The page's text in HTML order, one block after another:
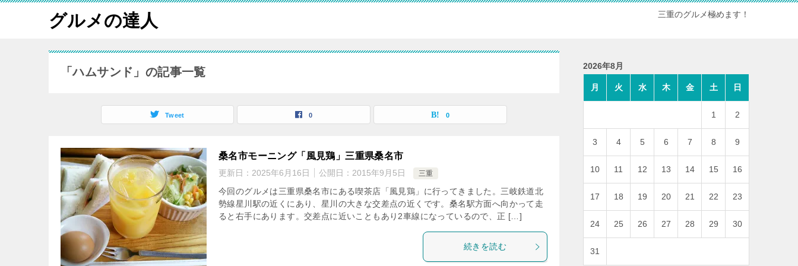
グルメの達人 三重のグルメ極めます！
「ハムサンド」の記事一覧
Tweet 0 0
桑名市モーニング「風見鶏」三重県桑名市
更新日： 2025年6月16日 公開日： 2015年9月5日 三重
今回のグルメは三重県桑名市にある喫茶店「風見鶏」に行ってきました。三岐鉄道北
勢線星川駅の近くにあり、星川の大きな交差点の近くです。桑名駅方面へ向かって走
ると右手にあります。交差点に近いこともあり2車線になっているので、正 […]
続きを読む
2026年8月
月 火 水 木 金 土 日
1 2
3 4 5 6 7 8 9
10 11 12 13 14 15 16
17 18 19 20 21 22 23
24 25 26 27 28 29 30
31